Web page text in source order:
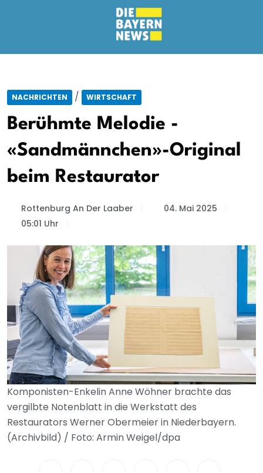
NACHRICHTEN / WIRTSCHAFT
Berühmte Melodie -
«Sandmännchen»-Original
beim Restaurator
Rottenburg An Der Laaber
04. Mai 2025
05:01 Uhr
Komponisten-Enkelin Anne Wöhner brachte das
vergilbte Notenblatt in die Werkstatt des
Restaurators Werner Obermeier in Niederbayern.
(Archivbild) / Foto: Armin Weigel/dpa